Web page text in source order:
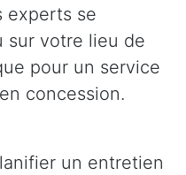
experts se
sur votre lieu de
pour un service
concession.
un entretien